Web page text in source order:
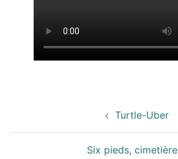
Turtle-Uber
Six pieds, cimetière